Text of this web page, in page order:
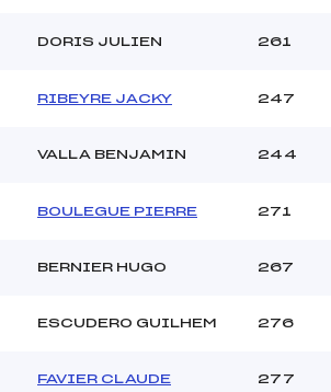
DORIS JULIEN 261
RIBEYRE JACKY 247
VALLA BENJAMIN 244
BOULEGUE PIERRE 271
BERNIER HUGO 267
ESCUDERO GUILHEM 276
FAVIER CLAUDE 277